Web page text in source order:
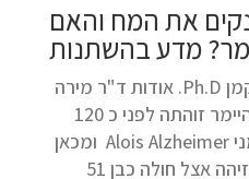
את המח והאם
מדע בהשתנות
מאת: ד"ר מירה כהן שטרקמן Ph.D. אודות ד"ר מירה
כהן שטרקמן מחלת האלצהיימר זוהתה לפני כ 120
שנה על ידי פסיכיאטר גרמני Alois Alzheimer ומכאן
השם שניתן לה. אלצהיימר זיהה אצל חולה כבן 51